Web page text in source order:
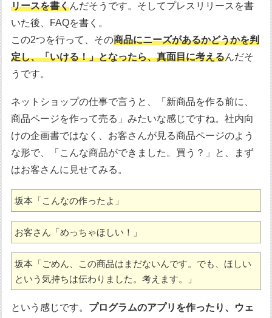
リースを書くんだそうです。そしてプレスリリースを書
いた後、FAQを書く。
この2つを行って、その商品にニーズがあるかどうかを判
定し、「いける！」となったら、真面目に考えるんだそ
うです。
ネットショップの仕事で言うと、「新商品を作る前に、
商品ページを作って売る」みたいな感じですね。社内向
けの企画書ではなく、お客さんが見る商品ページのよう
な形で、「こんな商品ができました。買う？」と、まず
はお客さんに見せてみる。
坂本「こんなの作ったよ」
お客さん「めっちゃほしい！」
坂本「ごめん、この商品はまだないんです。でも、ほしい
という気持ちは伝わりました。考えます。」
という感じです。 プログラムのアプリを作ったり、ウェ